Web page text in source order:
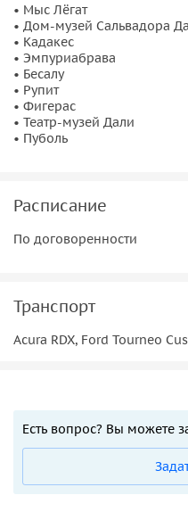
• Мыс Лёгат
• Дом-музей Сальвадора
• Кадакес
• Эмпуриабрава
• Бесалу
• Рупит
• Фигерас
• Театр-музей Дали
• Пуболь
Расписание
По договоренности
Транспорт
Acura RDX, Ford Tourneo
Есть вопрос? Вы можете